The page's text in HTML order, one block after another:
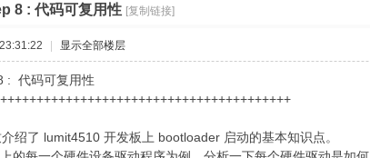
8 : 代码可复用性 [复制链接]
显示全部楼层
: 代码可复用性
绍了 lumit4510 开发板上 bootloader 启动的基本知识点。